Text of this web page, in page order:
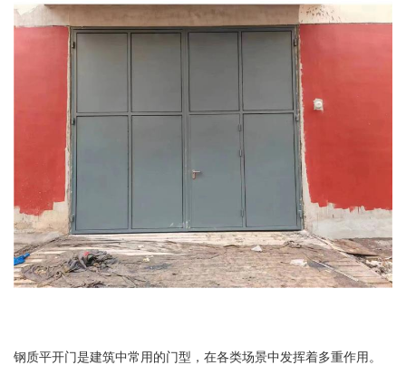
钢质平开门是建筑中常用的门型，在各类场景中发挥着多重作用。